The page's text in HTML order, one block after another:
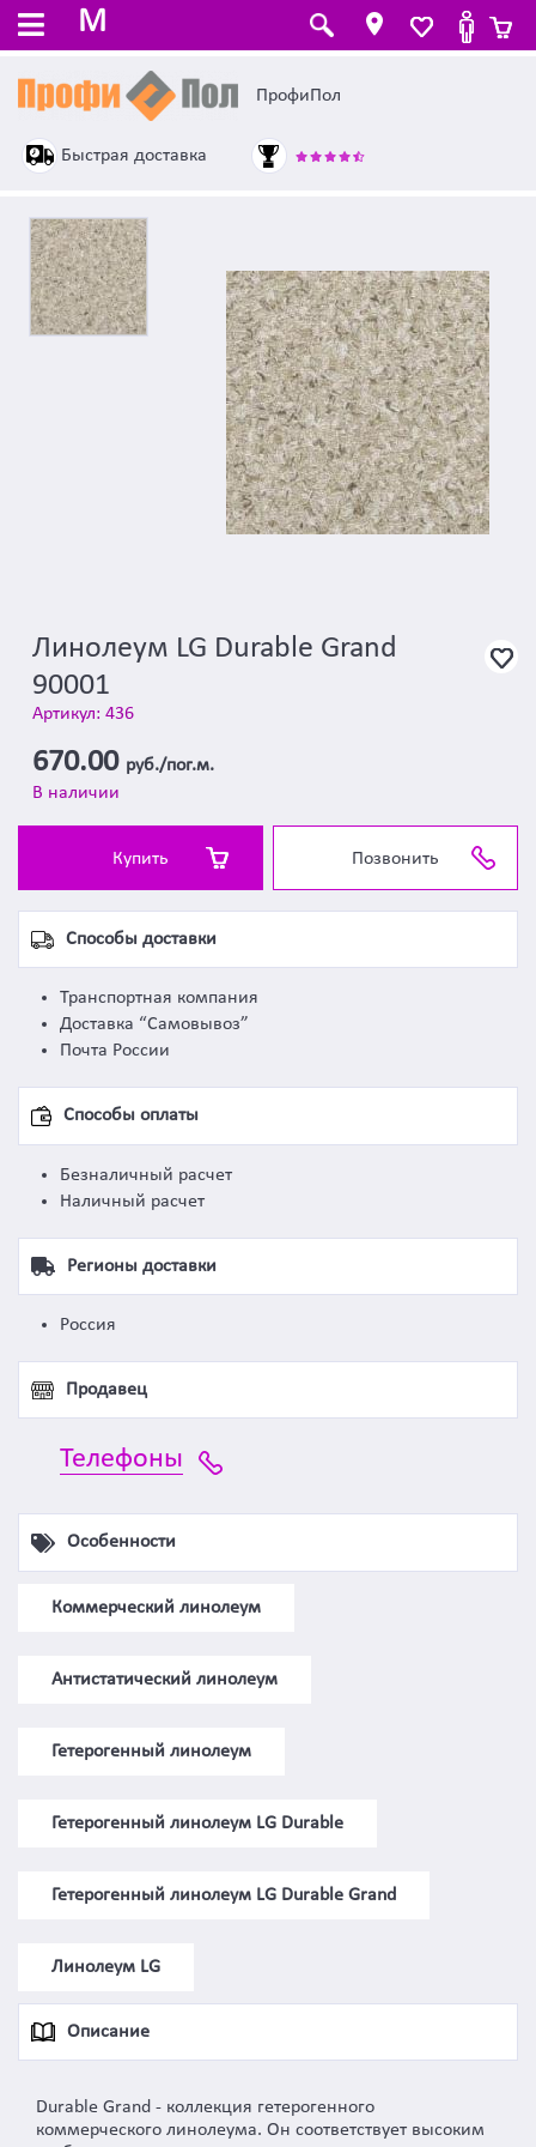
M
ПрофиПол
Быстрая доставка
Линолеум LG Durable Grand
90001
Артикул: 436
670.00 руб./пог.м.
В наличии
Купить Позвонить
Способы доставки
Транспортная компания
Доставка “Самовывоз”
Почта России
Способы оплаты
Безналичный расчет
Наличный расчет
Регионы доставки
Россия
Продавец
Телефоны
Особенности
Коммерческий линолеум
Антистатический линолеум
Гетерогенный линолеум
Гетерогенный линолеум LG Durable
Гетерогенный линолеум LG Durable Grand
Линолеум LG
Описание
Durable Grand - коллекция гетерогенного
коммерческого линолеума. Он соответствует высоким